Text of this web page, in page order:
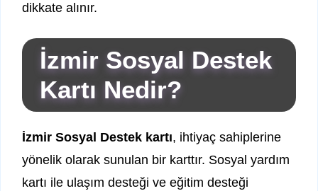
dikkate alınır.
İzmir Sosyal Destek
Kartı Nedir?
İzmir Sosyal Destek kartı, ihtiyaç sahiplerine
yönelik olarak sunulan bir karttır. Sosyal yardım
kartı ile ulaşım desteği ve eğitim desteği